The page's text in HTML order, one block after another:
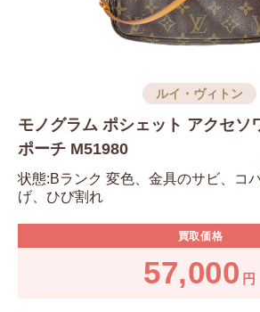
ルイ・ヴィトン
モノグラム ポシェット アクセソ
ポーチ M51980
状態:Bランク 変色、金具のサビ、コ
げ、ひび割れ
買取価格
57,000 円